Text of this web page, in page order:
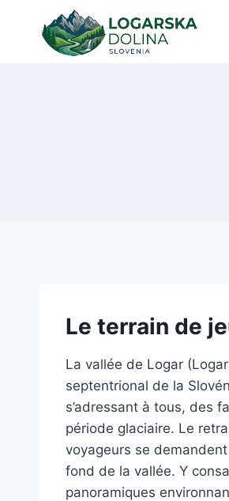
Le terrain de
La vallée de Logar
septentrional de la
s’adressant à tous, des
période glaciaire. Le
voyageurs se
fond de la vallée. Y
panoramiques